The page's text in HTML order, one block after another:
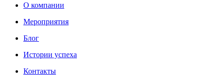
О компании
Мероприятия
Блог
Истории успеха
Контакты